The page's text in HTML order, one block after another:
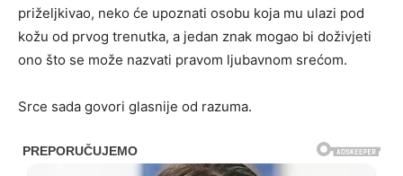
priželjkivao, neko će upoznati osobu koja mu ulazi pod
kožu od prvog trenutka, a jedan znak mogao bi doživjeti
ono što se može nazvati pravom ljubavnom srećom.
Srce sada govori glasnije od razuma.